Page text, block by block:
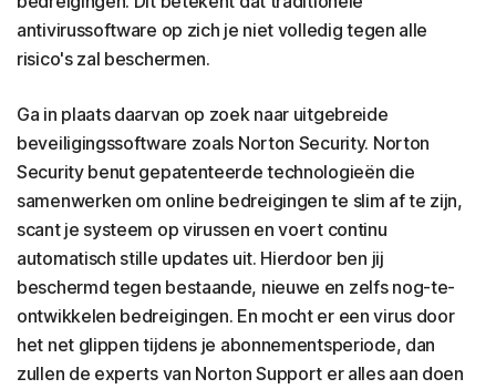
antivirussoftware op zich je niet volledig tegen alle
risico's zal beschermen.
Ga in plaats daarvan op zoek naar uitgebreide
beveiligingssoftware zoals Norton Security. Norton
Security benut gepatenteerde technologieën die
samenwerken om online bedreigingen te slim af te zijn,
scant je systeem op virussen en voert continu
automatisch stille updates uit. Hierdoor ben jij
beschermd tegen bestaande, nieuwe en zelfs nog-te-
ontwikkelen bedreigingen. En mocht er een virus door
het net glippen tijdens je abonnementsperiode, dan
zullen de experts van Norton Support er alles aan doen